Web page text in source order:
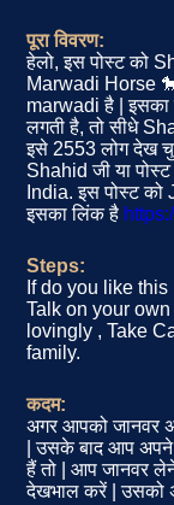
पूरा विवरण:
हेलो, इस पोस्ट को
Marwadi Horse
marwadi है |
लगती है, तो सीधे
इसे 2553 लोग देख
Shahid जी या
India. इस पोस्ट को
इसका लिंक है
Steps:
If do you like
Talk on your
lovingly , Take
family.
कदम:
अगर आपको जानवर
| उसके बाद आप
हैं तो | आप जानवर
देखभाल करें | उसको